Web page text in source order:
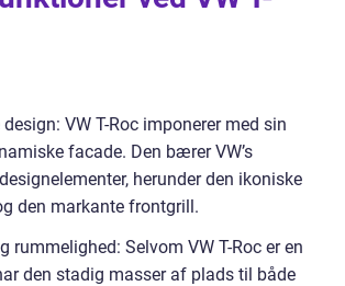
VW T-Roc imponerer med sin
facade. Den bærer VW’s
herunder den ikoniske
den markante frontgrill.
rummelighed: Selvom VW T-Roc er en
den stadig masser af plads til både